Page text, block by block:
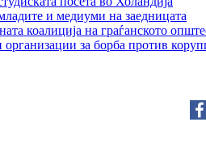
и медиуми на заедницата
коалиција на граѓанското
за борба против